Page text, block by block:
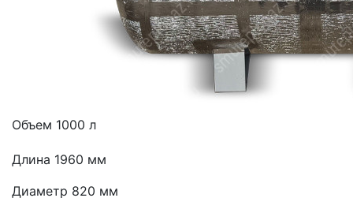
Объем 1000 л
Длина 1960 мм
Диаметр 820 мм